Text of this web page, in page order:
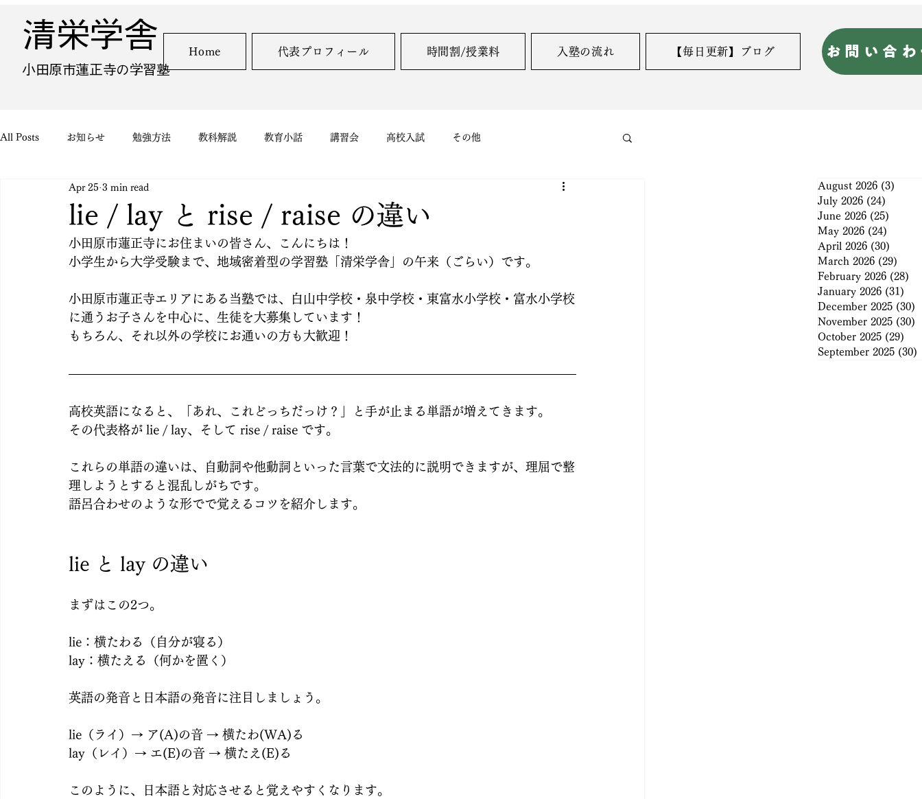
清栄学舎
​小田原市蓮正寺の学習塾
Home 代表プロフィール 時間割/授業料 入塾の流れ 【毎日更新】ブログ お問い合
All Posts お知らせ 勉強方法 教科解説 教育小話 講習会 高校入試 その他
lie / lay と rise / raise の違い
Apr 25 3 min read
小田原市蓮正寺にお住まいの皆さん、こんにちは！
小学生から大学受験まで、地域密着型の学習塾「清栄学舎」の午来（ごらい）です。
小田原市蓮正寺エリアにある当塾では、白山中学校・泉中学校・東富水小学校・富水小学校
に通うお子さんを中心に、生徒を大募集しています！
もちろん、それ以外の学校にお通いの方も大歓迎！
高校英語になると、「あれ、これどっちだっけ？」と手が止まる単語が増えてきます。
その代表格が lie / lay、そして rise / raise です。
これらの単語の違いは、自動詞や他動詞といった言葉で文法的に説明できますが、理屈で整
理しようとすると混乱しがちです。
語呂合わせのような形でで覚えるコツを紹介します。
lie と lay の違い
まずはこの2つ。
lie：横たわる（自分が寝る）
lay：横たえる（何かを置く）
英語の発音と日本語の発音に注目しましょう。
lie（ライ）→ ア(A)の音 → 横たわ(WA)る
lay（レイ）→ エ(E)の音 → 横たえ(E)る
このように、日本語と対応させると覚えやすくなります。
August 2026 (3)
July 2026 (24)
June 2026 (25)
May 2026 (24)
April 2026 (30)
March 2026 (29)
February 2026 (28)
January 2026 (31)
December 2025 (30)
November 2025 (30)
October 2025 (29)
September 2025 (30)